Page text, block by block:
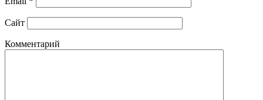
Сайт
Комментарий